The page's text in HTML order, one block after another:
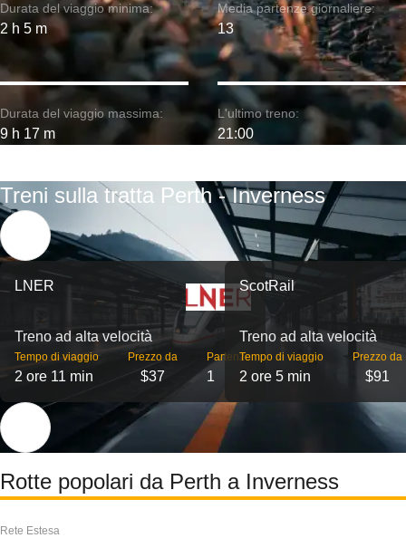
Durata del viaggio minima:
2 h 5 m
Durata del viaggio massima:
9 h 17 m
Media partenze giornaliere:
13
L'ultimo treno:
21:00
Treni sulla tratta Perth - Inverness
LNER
Treno ad alta velocità
Tempo di viaggio
2 ore 11 min
Prezzo da
$37
Partenze
1
ScotRail
Treno ad alta velocità
Tempo di viaggio
2 ore 5 min
Prezzo da
$91
Rotte popolari da Perth a Inverness
Rete Estesa